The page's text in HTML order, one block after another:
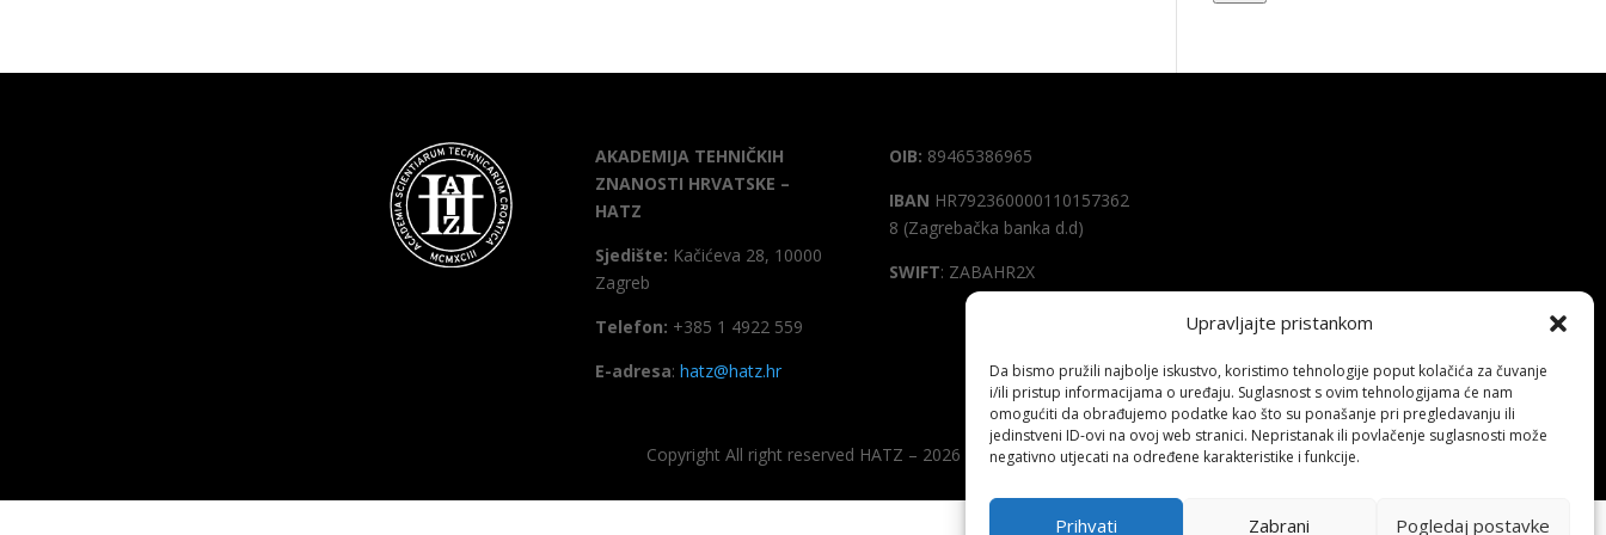
Upravljajte pristankom
Da bismo pružili najbolje iskustvo, koristimo tehnologije poput kolačića za čuvanje
i/ili pristup informacijama o uređaju. Suglasnost s ovim tehnologijama će nam
omogućiti da obrađujemo podatke kao što su ponašanje pri pregledavanju ili
jedinstveni ID-ovi na ovoj web stranici. Nepristanak ili povlačenje suglasnosti može
negativno utjecati na određene karakteristike i funkcije.
Prihvati Zabrani Pogledaj postavke
AKADEMIJA TEHNIČKIH
ZNANOSTI HRVATSKE –
HATZ
Sjedište: Kačićeva 28, 10000
Zagreb
Telefon: +385 1 4922 559
E-adresa: hatz@hatz.hr
OIB: 89465386965
IBAN HR792360000110157362
8 (Zagrebačka banka d.d)
SWIFT: ZABAHR2X
Copyright All right reserved HATZ – 2026